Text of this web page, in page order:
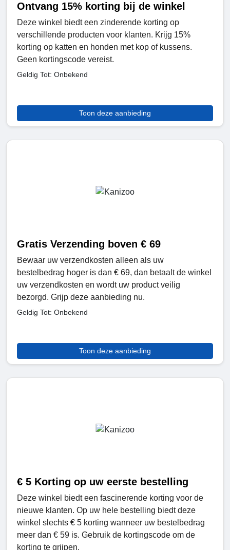
Ontvang 15% korting bij de winkel
Deze winkel biedt een zinderende korting op
verschillende producten voor klanten. Krijg 15%
korting op katten en honden met kop of kussens.
Geen kortingscode vereist.
Geldig Tot: Onbekend
Toon deze aanbieding
Gratis Verzending boven € 69
Bewaar uw verzendkosten alleen als uw
bestelbedrag hoger is dan € 69, dan betaalt de winkel
uw verzendkosten en wordt uw product veilig
bezorgd. Grijp deze aanbieding nu.
Geldig Tot: Onbekend
Toon deze aanbieding
€ 5 Korting op uw eerste bestelling
Deze winkel biedt een fascinerende korting voor de
nieuwe klanten. Op uw hele bestelling biedt deze
winkel slechts € 5 korting wanneer uw bestelbedrag
meer dan € 59 is. Gebruik de kortingscode om de
korting te grijpen.